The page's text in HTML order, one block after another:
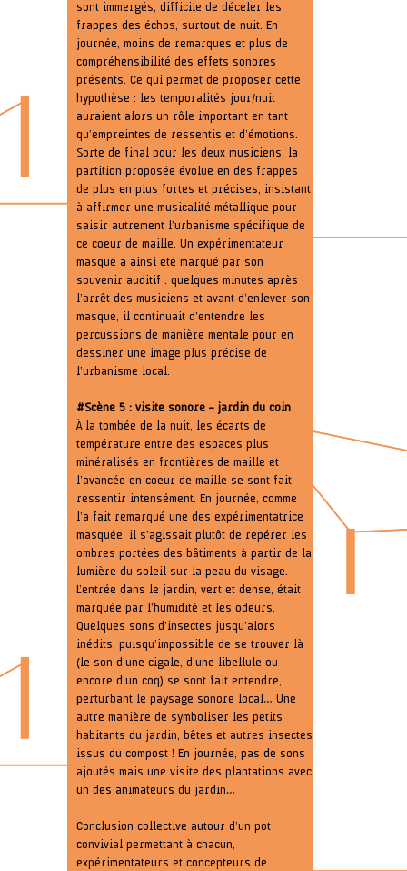
sont immergés, difficile de déceler les
frappes des échos, surtout de nuit. En
journée, moins de remarques et plus de
compréhensibilité des effets sonores
présents. Ce qui permet de proposer cette
hypothèse : les temporalités jour/nuit
auraient alors un rôle important en tant
qu’empreintes de ressentis et d’émotions.
Sorte de final pour les deux musiciens, la
partition proposée évolue en des frappes
de plus en plus fortes et précises, insistant
à affirmer une musicalité métallique pour
saisir autrement l’urbanisme spécifique de
ce coeur de maille. Un expérimentateur
masqué a ainsi été marqué par son
souvenir auditif : quelques minutes après
l’arrêt des musiciens et avant d’enlever son
masque, il continuait d’entendre les
percussions de manière mentale pour en
dessiner une image plus précise de
l’urbanisme local.
#Scène 5 : visite sonore – jardin du coin
À la tombée de la nuit, les écarts de
température entre des espaces plus
minéralisés en frontières de maille et
l’avancée en coeur de maille se sont fait
ressentir intensément. En journée, comme
l’a fait remarqué une des expérimentatrice
masquée, il s’agissait plutôt de repérer les
ombres portées des bâtiments à partir de la
lumière du soleil sur la peau du visage.
L’entrée dans le jardin, vert et dense, était
marquée par l’humidité et les odeurs.
Quelques sons d’insectes jusqu’alors
inédits, puisqu’impossible de se trouver là
(le son d’une cigale, d’une libellule ou
encore d’un coq) se sont fait entendre,
perturbant le paysage sonore local… Une
autre manière de symboliser les petits
habitants du jardin, bêtes et autres insectes
issus du compost ! En journée, pas de sons
ajoutés mais une visite des plantations avec
un des animateurs du jardin…
Conclusion collective autour d’un pot
convivial permettant à chacun,
expérimentateurs et concepteurs de